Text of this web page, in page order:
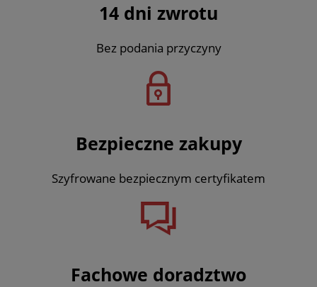
14 dni zwrotu
Bez podania przyczyny
Bezpieczne zakupy
Szyfrowane bezpiecznym certyfikatem
Fachowe doradztwo